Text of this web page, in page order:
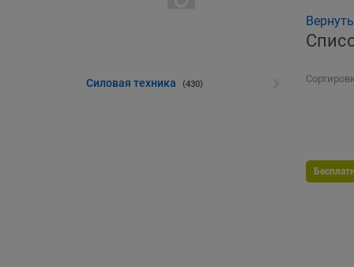
Силовая техника (430)